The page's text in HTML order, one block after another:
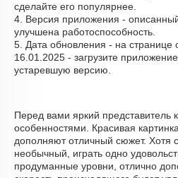
сделайте его популярнее.
4. Версия приложения -
улучшена работоспособность.
5. Дата обновления - на странице
16.01.2025 - загрузите
устаревшую версию.
Перед вами яркий представитель
особенностями. Красивая
дополняют отличный сюжет. Хотя
необычный, играть одно
продуманные уровни, отлично